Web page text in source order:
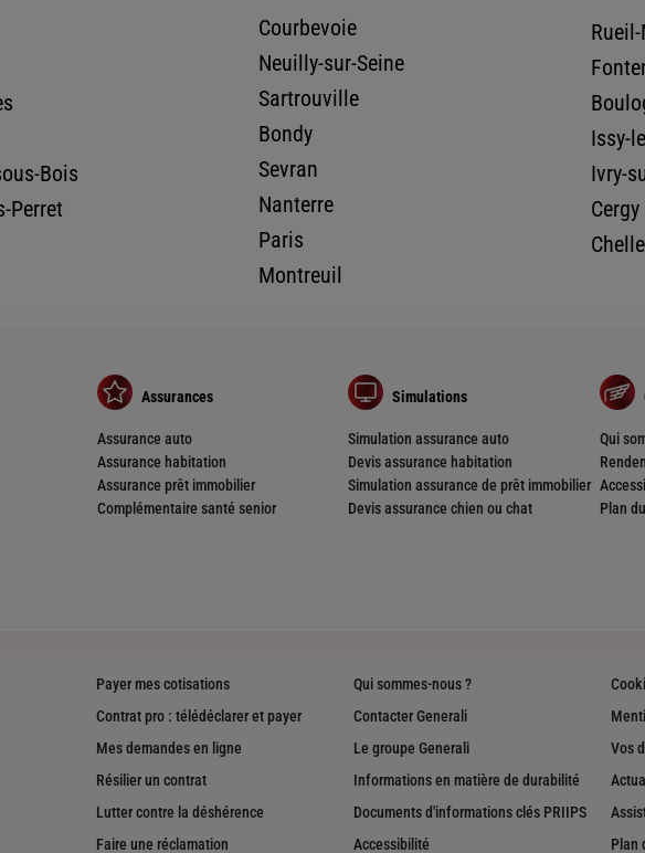
Bois
Perret
Courbevoie
Neuilly-sur-Seine
Sartrouville
Bondy
Sevran
Nanterre
Paris
Montreuil
Issy-
Ivry-
Cergy
Assurances
Assurance auto
Assurance habitation
Assurance prêt immobilier
Complémentaire santé senior
Simulations
Simulation assurance auto
Devis assurance habitation
Simulation assurance de prêt immobilier
Devis assurance chien ou chat
Qui
Plan
Payer mes cotisations
Contrat pro : télédéclarer et payer
Mes demandes en ligne
Résilier un contrat
Lutter contre la déshérence
Faire une réclamation
Qui sommes-nous ?
Contacter Generali
Le groupe Generali
Informations en matière de durabilité
Documents d'informations clés PRIIPS
Accessibilité
Vos
Plan